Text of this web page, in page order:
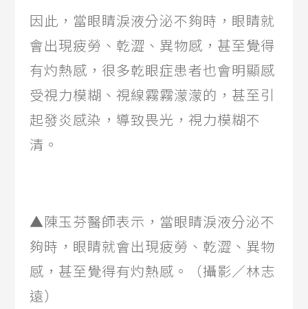
因此，當眼睛淚液分泌不夠時，眼睛就
會出現疲勞、乾澀、異物感，甚至覺得
有灼熱感，很多乾眼症患者也會明顯感
受視力模糊、視線霧霧濛濛的，甚至引
起發炎感染，導致畏光，視力模糊不
清。
▲陳玉芬醫師表示，當眼睛淚液分泌不
夠時，眼睛就會出現疲勞、乾澀、異物
感，甚至覺得有灼熱感。（攝影／林志
遠）